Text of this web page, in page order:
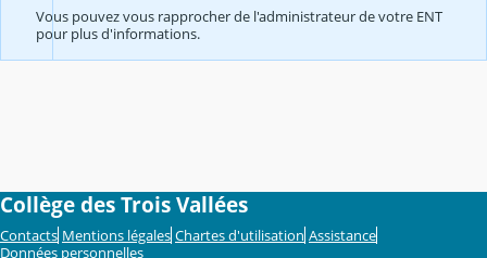
Vous pouvez vous rapprocher de l'administrateur de votre ENT
pour plus d'informations.
Collège des Trois Vallées
Contacts Mentions légales Chartes d'utilisation Assistance
Données personnelles